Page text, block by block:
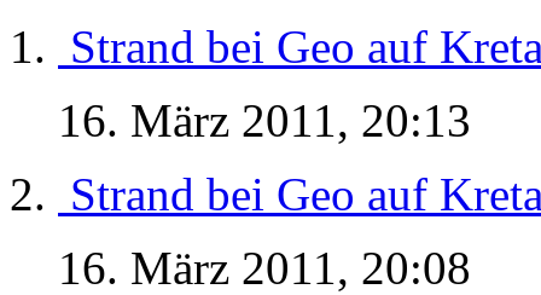
Strand bei Geo auf
16. März 2011, 20:13
Strand bei Geo auf
16. März 2011, 20:08